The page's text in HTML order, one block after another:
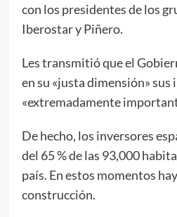
con los presidentes de los
Iberostar y Piñero.
Les transmitió que el
en su «justa dimensión» sus
«extremadamente
De hecho, los inversores
del 65 % de las 93,000
país. En estos momentos
construcción.